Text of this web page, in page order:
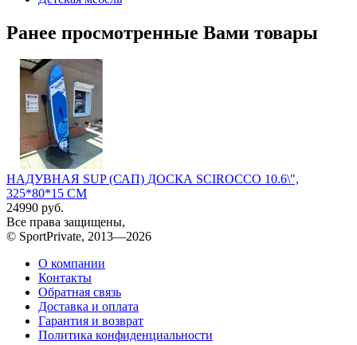
Ранее просмотренные Вами товары
НАДУВНАЯ SUP (САП) ДОСКА SCIROCCO 10.6\",
325*80*15 СМ
24990 руб.
Все права защищены,
© SportPrivate, 2013—2026
О компании
Контакты
Обратная связь
Доставка и оплата
Гарантия и возврат
Политика конфиденциальности